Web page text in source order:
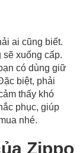
ai cũng biết.
xuống cấp.
có dùng giữ
biệt, phải
thấy khó
phục, giúp
nhé.
Zippo